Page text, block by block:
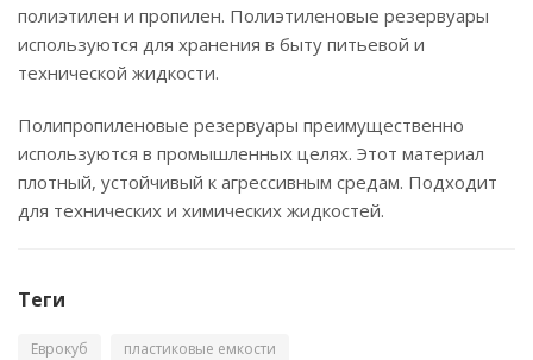
полиэтилен и пропилен. Полиэтиленовые резервуары
используются для хранения в быту питьевой и
технической жидкости.
Полипропиленовые резервуары преимущественно
используются в промышленных целях. Этот материал
плотный, устойчивый к агрессивным средам. Подходит
для технических и химических жидкостей.
Теги
Еврокуб пластиковые емкости